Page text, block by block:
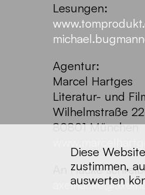
Lesungen:
Agentur:
Marcel Hartges
Literatur- und
Wilhelmstraße 22
80801 München
An Hacke
Diese
zustimmen,
auswerten